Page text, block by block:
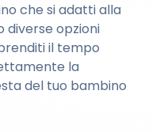
che si adatti alla
diverse opzioni
il tempo
la
del tuo bambino